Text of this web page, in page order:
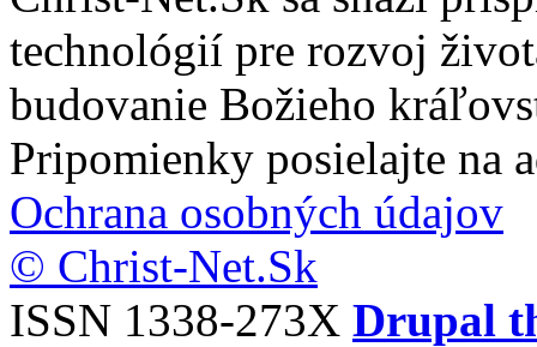
technológií pre rozvoj
budovanie Božieho
Pripomienky posielajte na
Ochrana osobných údajov
© Christ-Net.Sk
ISSN 1338-273X Drupal